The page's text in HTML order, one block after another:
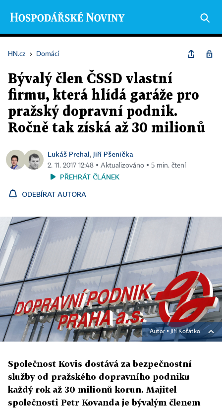
HN.cz › Domácí
Bývalý člen ČSSD vlastní
firmu, která hlídá garáže pro
pražský dopravní podnik.
Ročně tak získá až 30 milionů
Lukáš Prchal, Jiří Pšenička
2. 11. 2017 12:48 ▪ Aktualizováno ▪ 5 min. čtení
PŘEHRÁT ČLÁNEK
ODEBÍRAT AUTORA
Autor ▪ Jiří Koťátko
Společnost Kovis dostává za bezpečnostní
služby od pražského dopravního podniku
každý rok až 30 milionů korun. Majitel
společnosti Petr Kovanda je bývalým členem